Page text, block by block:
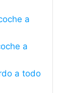
a
a
a todo